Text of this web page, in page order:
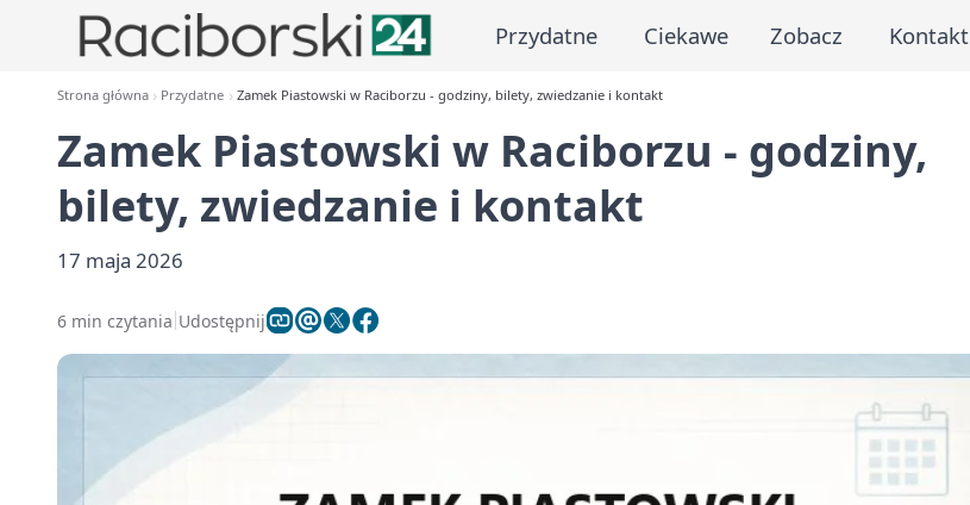
Przydatne Ciekawe Zobacz Kontakt
Strona główna Przydatne Zamek Piastowski w Raciborzu - godziny, bilety, zwiedzanie i kontakt
Zamek Piastowski w Raciborzu - godziny,
bilety, zwiedzanie i kontakt
17 maja 2026
6 min czytania Udostępnij